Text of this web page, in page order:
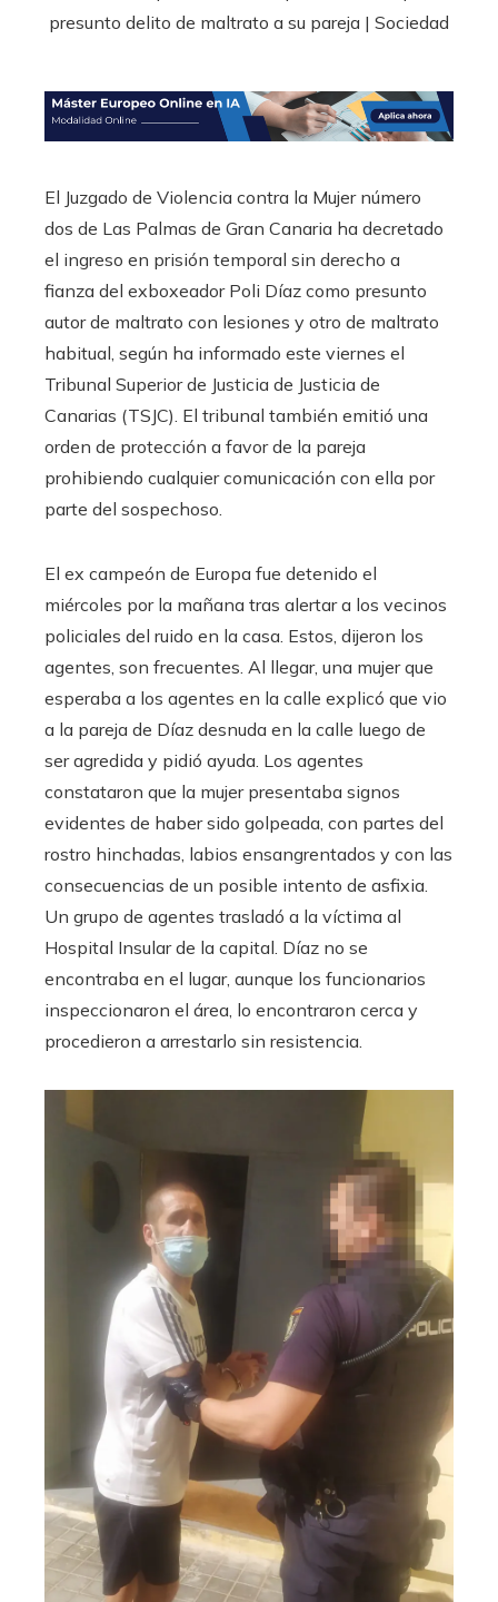
El Juzgado de Violencia contra la Mujer número
dos de Las Palmas de Gran Canaria ha decretado
el ingreso en prisión temporal sin derecho a
fianza del exboxeador Poli Díaz como presunto
autor de maltrato con lesiones y otro de maltrato
habitual, según ha informado este viernes el
Tribunal Superior de Justicia de Justicia de
Canarias (TSJC). El tribunal también emitió una
orden de protección a favor de la pareja
prohibiendo cualquier comunicación con ella por
parte del sospechoso.
El ex campeón de Europa fue detenido el
miércoles por la mañana tras alertar a los vecinos
policiales del ruido en la casa. Estos, dijeron los
agentes, son frecuentes. Al llegar, una mujer que
esperaba a los agentes en la calle explicó que vio
a la pareja de Díaz desnuda en la calle luego de
ser agredida y pidió ayuda. Los agentes
constataron que la mujer presentaba signos
evidentes de haber sido golpeada, con partes del
rostro hinchadas, labios ensangrentados y con las
consecuencias de un posible intento de asfixia.
Un grupo de agentes trasladó a la víctima al
Hospital Insular de la capital. Díaz no se
encontraba en el lugar, aunque los funcionarios
inspeccionaron el área, lo encontraron cerca y
procedieron a arrestarlo sin resistencia.